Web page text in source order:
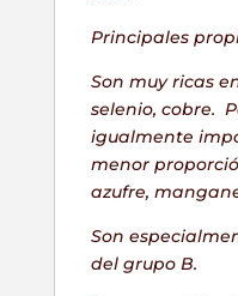
Principales
Son muy ricas
selenio, cobre.
igualmente
menor
azufre,
Son
del grupo B.